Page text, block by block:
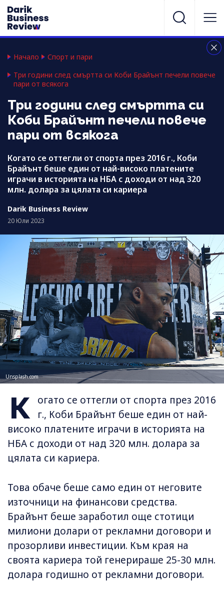
Начало
Спорт и пари
Три години след смъртта си Коби Брайънт печели повече
пари от всякога
Три години след смъртта си
Коби Брайънт печели повече
пари от всякога
Когато се оттегли от спорта през 2016 г., Коби
Брайънт беше един от най-високо платените
играчи в историята на НБА с доходи от над 320
млн. долара за цялата си кариера
Darik Business Review
20 Юли 2023
Unsplash.com
К
огато се оттегли от спорта през 2016
г., Коби Брайънт беше един от най-
високо платените играчи в историята на
НБА с доходи от над 320 млн. долара за
цялата си кариера.
Това обаче беше само един от неговите
източници на финансови средства.
Брайънт беше заработил още стотици
милиони долари от рекламни договори и
прозорливи инвестиции. Към края на
своята кариера той генерираше 25-30 млн.
долара годишно от рекламни договори.